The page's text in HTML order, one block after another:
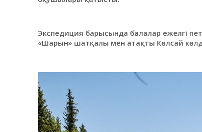
Экспедиция барысында балалар ежелгі
«Шарын» шатқалы мен атақты Көлсай